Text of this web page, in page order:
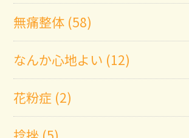
無痛整体 (58)
なんか心地よい (12)
花粉症 (2)